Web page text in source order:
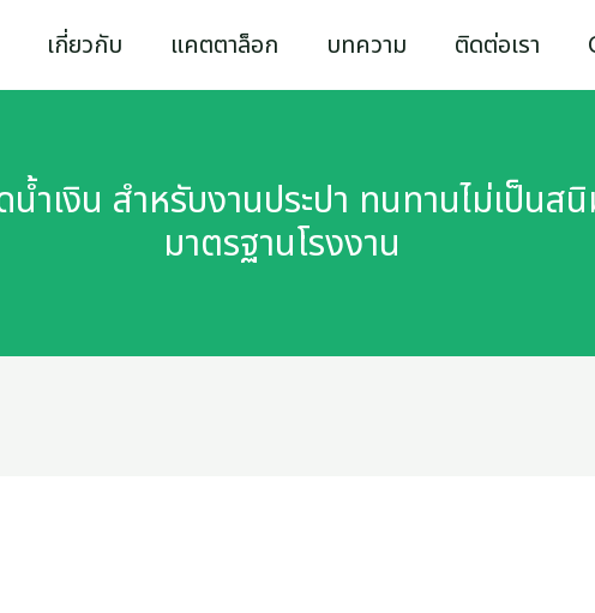
เกี่ยวกับ แคตตาล็อก บทความ ติดต่อเรา
ำเงิน สำหรับงานประปา ทนทานไม่เป็
มาตรฐานโรงงาน